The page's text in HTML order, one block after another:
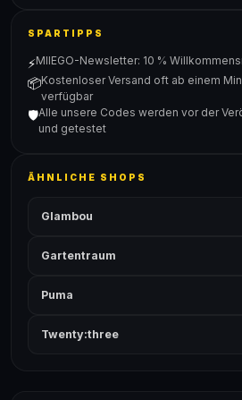
SPARTIPPS
⚡MIIEGO-Newsletter: 10 %
📦Kostenloser Versand oft ab einem
verfügbar
🛡️Alle unsere Codes werden vor der
und getestet
ÄHNLICHE SHOPS
Glambou
Gartentraum
Puma
Twenty:three